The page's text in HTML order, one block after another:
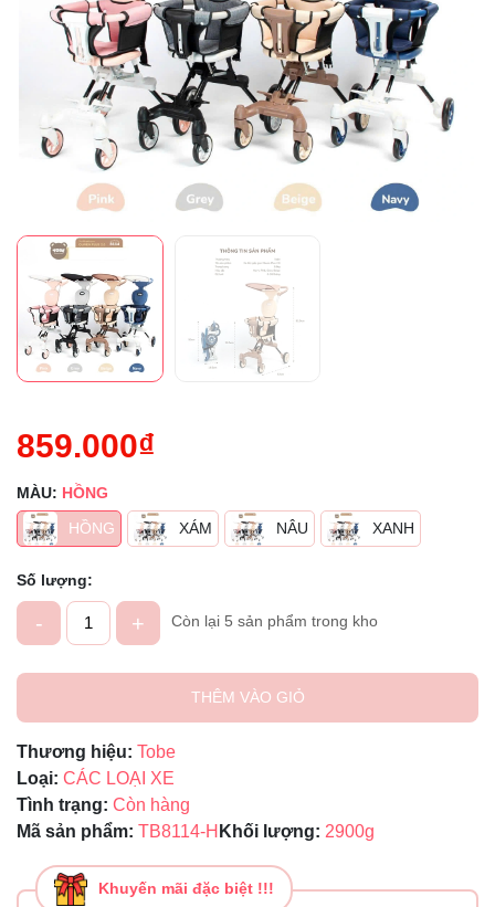
859.000₫
MÀU: HỒNG
HỒNG
XÁM NÂU XANH
Số lượng:
- + Còn lại 5 sản phẩm trong kho
THÊM VÀO GIỎ
Thương hiệu: Tobe
Loại: CÁC LOẠI XE
Tình trạng: Còn hàng
Mã sản phẩm: TB8114-H Khối lượng: 2900g
Khuyến mãi đặc biệt !!!
Mã giảm giá:
Ngày hết hạn: